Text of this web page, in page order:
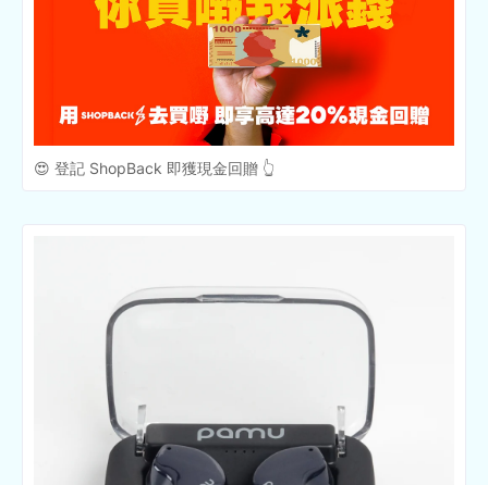
😍 登記 ShopBack 即獲現金回贈 👆